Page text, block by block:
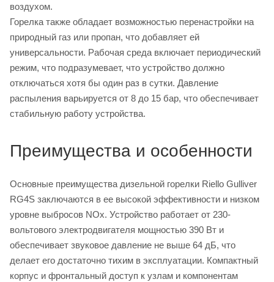
воздухом.
Горелка также обладает возможностью перенастройки на
природный газ или пропан, что добавляет ей
универсальности. Рабочая среда включает периодический
режим, что подразумевает, что устройство должно
отключаться хотя бы один раз в сутки. Давление
распыления варьируется от 8 до 15 бар, что обеспечивает
стабильную работу устройства.
Преимущества и особенности
Основные преимущества дизельной горелки Riello Gulliver
RG4S заключаются в ее высокой эффективности и низком
уровне выбросов NOx. Устройство работает от 230-
вольтового электродвигателя мощностью 390 Вт и
обеспечивает звуковое давление не выше 64 дБ, что
делает его достаточно тихим в эксплуатации. Компактный
корпус и фронтальный доступ к узлам и компонентам